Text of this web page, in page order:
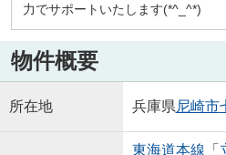
力でサポートいたします(*^_^*)
物件概要
所在地 兵庫県尼崎市
東海道本線 「